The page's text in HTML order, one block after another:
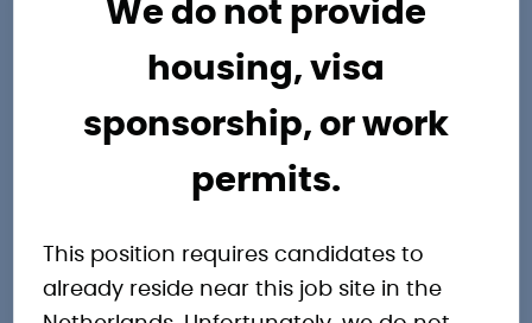
We do not provide
housing, visa
sponsorship, or work
permits.
This position requires candidates to
already reside near this job site in the
Andere
interessante
vacatures